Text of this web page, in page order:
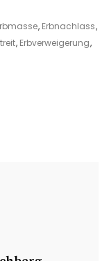
, Erbnachlass,
, Erbverweigerung,